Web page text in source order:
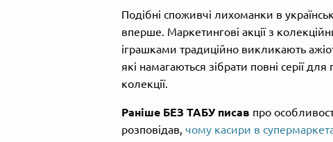
Подібні споживчі лихоманки в
вперше. Маркетингові акції з
іграшками традиційно викликають
які намагаються зібрати повні серії
колекції.
Раніше БЕЗ ТАБУ писав про
розповідав, чому касири в